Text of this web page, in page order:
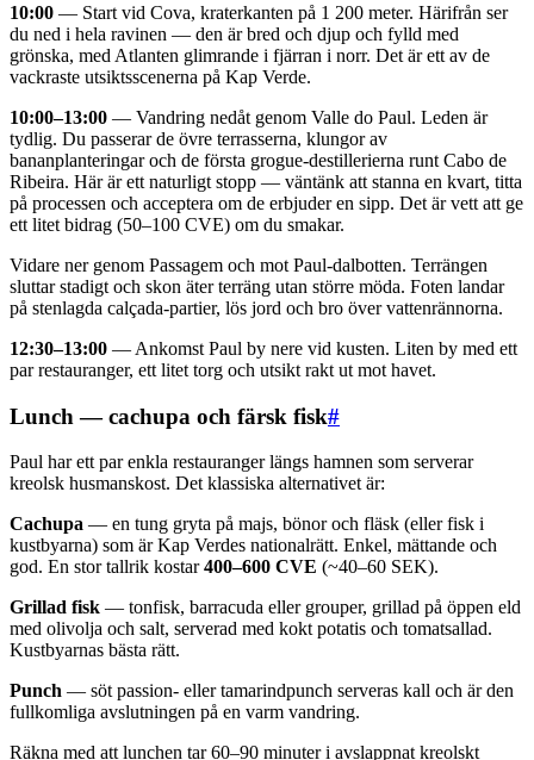
10:00 — Start vid Cova, kraterkanten på 1 200 meter. Härifrån ser
du ned i hela ravinen — den är bred och djup och fylld med
grönska, med Atlanten glimrande i fjärran i norr. Det är ett av de
vackraste utsiktsscenerna på Kap Verde.
10:00–13:00 — Vandring nedåt genom Valle do Paul. Leden är
tydlig. Du passerar de övre terrasserna, klungor av
bananplanteringar och de första grogue-destillerierna runt Cabo de
Ribeira. Här är ett naturligt stopp — väntänk att stanna en kvart, titta
på processen och acceptera om de erbjuder en sipp. Det är vett att ge
ett litet bidrag (50–100 CVE) om du smakar.
Vidare ner genom Passagem och mot Paul-dalbotten. Terrängen
sluttar stadigt och skon äter terräng utan större möda. Foten landar
på stenlagda calçada-partier, lös jord och bro över vattenrännorna.
12:30–13:00 — Ankomst Paul by nere vid kusten. Liten by med ett
par restauranger, ett litet torg och utsikt rakt ut mot havet.
Lunch — cachupa och färsk fisk#
Paul har ett par enkla restauranger längs hamnen som serverar
kreolsk husmanskost. Det klassiska alternativet är:
Cachupa — en tung gryta på majs, bönor och fläsk (eller fisk i
kustbyarna) som är Kap Verdes nationalrätt. Enkel, mättande och
god. En stor tallrik kostar400–600 CVE (~40–60 SEK).
Grillad fisk — tonfisk, barracuda eller grouper, grillad på öppen eld
med olivolja och salt, serverad med kokt potatis och tomatsallad.
Kustbyarnas bästa rätt.
Punch — söt passion- eller tamarindpunch serveras kall och är den
fullkomliga avslutningen på en varm vandring.
Räkna med att lunchen tar 60–90 minuter i avslappnat kreolskt